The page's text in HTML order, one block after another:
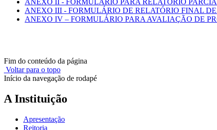
ANEXO II - FORMULÁRIO PARA RELATÓRIO
ANEXO III - FORMULÁRIO DE RELATÓRIO FINAL
ANEXO IV – FORMULÁRIO PARA AVALIAÇÃO DE
Fim do conteúdo da página
Voltar para o topo
Início da navegação de rodapé
A Instituição
Apresentação
Reitoria